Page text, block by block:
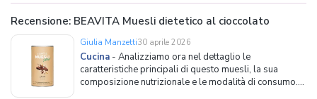
parte degli integratori pensati p
Recensione: BEAVITA Muesli dietetico al cioccolato
Giulia Manzetti30 aprile 2026
Cucina - Analizziamo ora nel dettaglio le
caratteristiche principali di questo muesli, la sua
composizione nutrizionale e le modalità di consumo.